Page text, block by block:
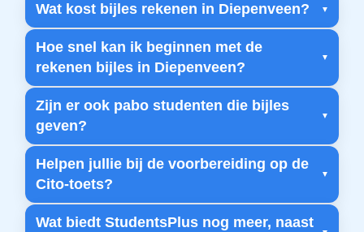
Wat kost bijles rekenen in Diepenveen?
Hoe snel kan ik beginnen met de
rekenen bijles in Diepenveen?
Zijn er ook pabo studenten die bijles
geven?
Helpen jullie bij de voorbereiding op de
Cito-toets?
Wat biedt StudentsPlus nog meer, naast